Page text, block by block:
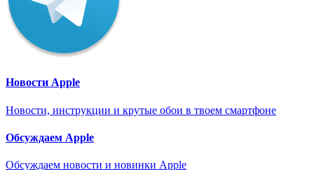
Новости Apple
Новости, инструкции и крутые обои в твоем смартфоне
Обсуждаем Apple
Обсуждаем новости и новинки Apple